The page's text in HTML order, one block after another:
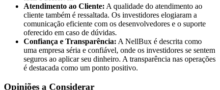
Atendimento ao Cliente: A qualidade do atendimento ao
cliente também é ressaltada. Os investidores elogiaram a
comunicação eficiente com os desenvolvedores e o suporte
oferecido em caso de dúvidas.
Confiança e Transparência: A NellBux é descrita como
uma empresa séria e confiável, onde os investidores se sentem
seguros ao aplicar seu dinheiro. A transparência nas operações
é destacada como um ponto positivo.
Opiniões a Considerar